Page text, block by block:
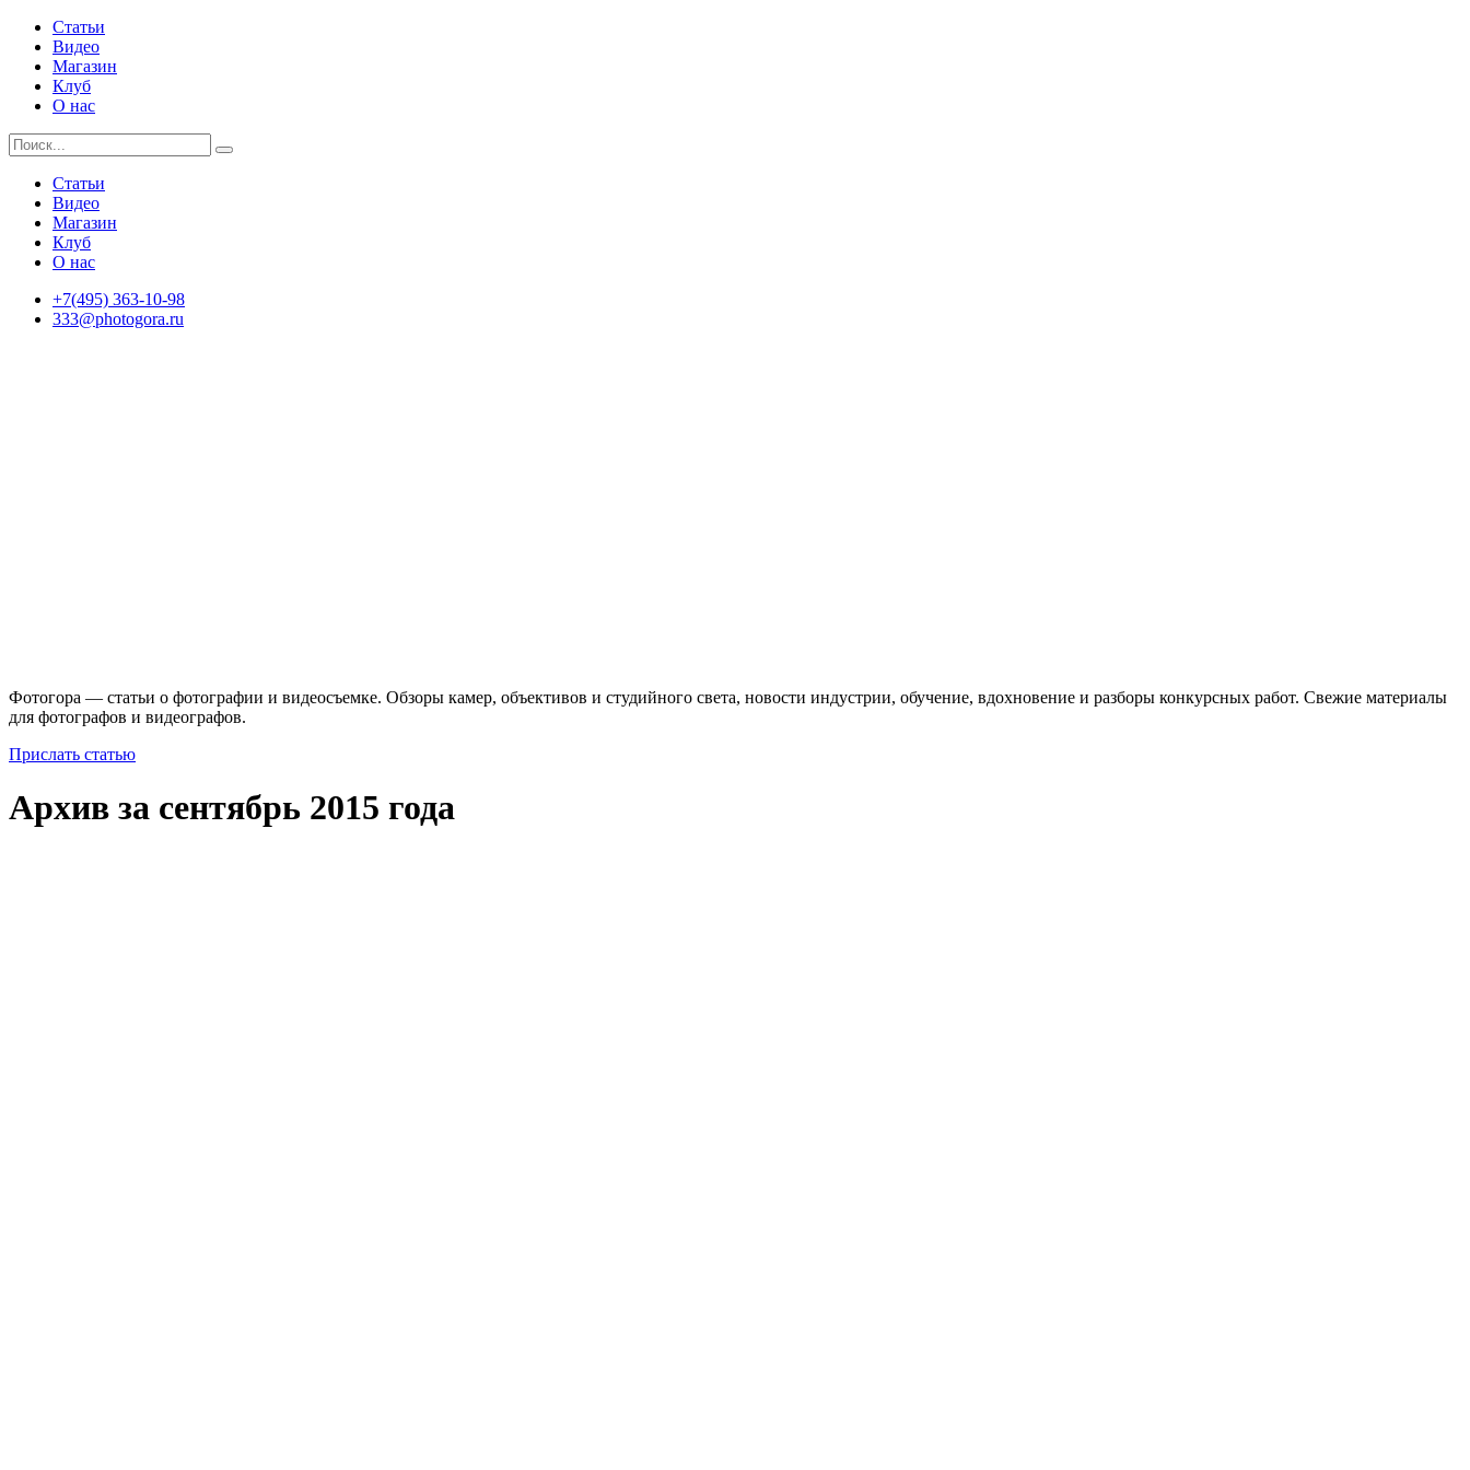
Статьи
Видео
Магазин
Клуб
О нас
Статьи
Видео
Магазин
Клуб
О нас
+7(495) 363-10-98
333@photogora.ru
Фотогора — статьи о фотографии и видеосъемке. Обзоры камер, объективов и студийного света, новости индустрии, обучение, вдохновение и разборы конкурсных работ. Свежие материалы
для фотографов и видеографов.
Прислать статью
Архив за сентябрь 2015 года